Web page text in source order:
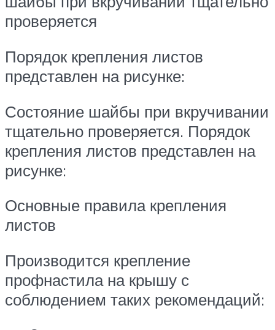
проверяется
Порядок крепления листов
представлен на рисунке:
Состояние шайбы при вкручивании
тщательно проверяется. Порядок
крепления листов представлен на
рисунке:
Основные правила крепления
листов
Производится крепление
профнастила на крышу с
соблюдением таких рекомендаций: